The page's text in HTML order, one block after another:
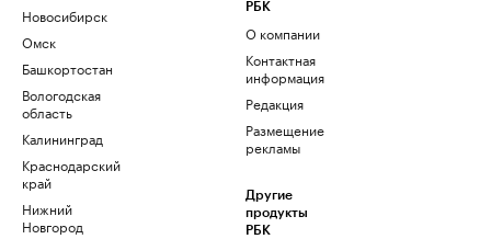
Новосибирск
Омск
Башкортостан
Вологодская
область
Калининград
Краснодарский
край
Нижний
Новгород
РБК
О компании
Контактная
информация
Редакция
Размещение
рекламы
Другие
продукты
РБК